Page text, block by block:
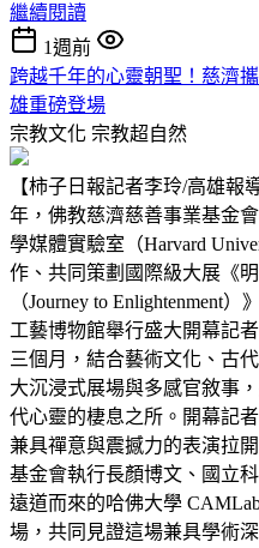
繼續閱讀
1週前
跨越千年的心靈朝聖！慈濟
雄重磅登場
宗教文化 宗教超自然
【柿子日報記者李玲/高雄報
年，佛教慈濟慈善事業基金
學媒體實驗室（Harvard
作、共同策劃國際級大展《
（Journey to Enlightenment
工藝博物館舉行盛大開幕記
三個月，結合藝術文化、古
大沉浸式展場與多感官敘事
代心靈的棲息之所。開幕記
兼具禪意與震撼力的表演拉
基金會執行長顏博文、國立
遠道而來的哈佛大學
場，共同見證這場兼具學術